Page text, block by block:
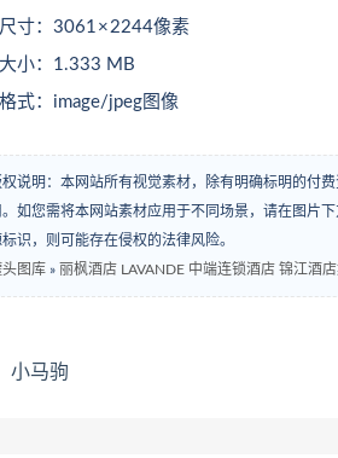
寸：3061 × 2244像素
小：1.333 MB
式：image/jpeg图像
权说明：本网站所有视觉素材，除有明确标明的付
。如您需将本网站素材应用于不同场景，请在图片
识，则可能存在侵权的法律风险。
头图库 » 丽枫酒店 LAVANDE 中端连锁酒店 锦江酒店
小马驹